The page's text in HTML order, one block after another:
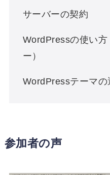
サーバーの契約
WordPressの使い方
ー）
WordPressテーマの
参加者の声